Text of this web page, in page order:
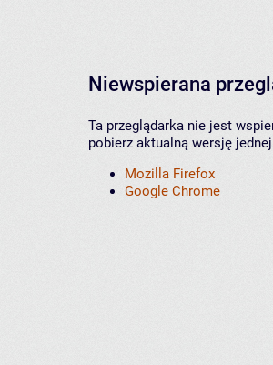
Niewspierana
Ta przeglądarka nie jest
pobierz aktualną wersję
Mozilla Firefox
Google Chrome